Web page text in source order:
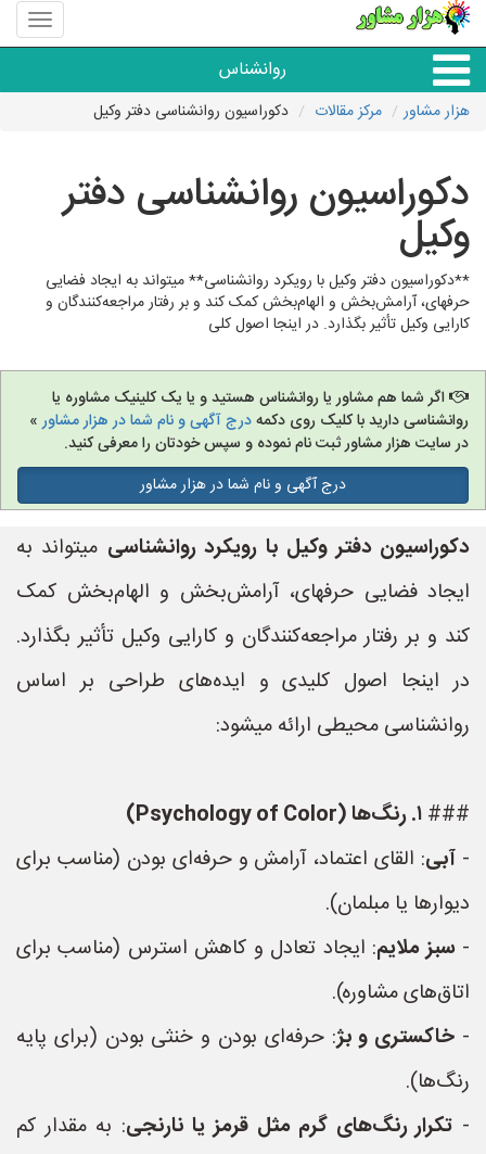
منوی
سایت
مشاور
روانشناس
گروه روانشناسی
هزار مشاور مرکز مقالات دکوراسیون روانشناسی دفتر وکیل
دکوراسیون روانشناسی دفتر
وکیل
**دکوراسیون دفتر وکیل با رویکرد روانشناسی** میتواند به ایجاد فضایی
حرفهای، آرامش‌بخش و الهام‌بخش کمک کند و بر رفتار مراجعه‌کنندگان و
کارایی وکیل تأثیر بگذارد. در اینجا اصول کلی
اگر شما هم مشاور یا روانشناس هستید و یا یک کلینیک مشاوره یا
روانشناسی دارید با کلیک روی دکمهدرج آگهی و نام شما در هزار مشاور»
در سایت هزار مشاور ثبت نام نموده و سپس خودتان را معرفی کنید.
درج آگهی و نام شما در هزار مشاور
دکوراسیون دفتر وکیل با رویکرد روانشناسی میتواند به
ایجاد فضایی حرفهای، آرامش‌بخش و الهام‌بخش کمک
کند و بر رفتار مراجعه‌کنندگان و کارایی وکیل تأثیر بگذارد.
در اینجا اصول کلیدی و ایده‌های طراحی بر اساس
روانشناسی محیطی ارائه میشود:
### ۱. رنگ‌ها (Psychology of Color)
- آبی: القای اعتماد، آرامش و حرفه‌ای بودن (مناسب برای
دیوارها یا مبلمان).
-سبز ملایم: ایجاد تعادل و کاهش استرس (مناسب برای
اتاق‌های مشاوره).
- خاکستری و بژ: حرفه‌ای بودن و خنثی بودن (برای پایه
رنگ‌ها).
- تکرار رنگ‌های گرم مثل قرمز یا نارنجی: به مقدار کم